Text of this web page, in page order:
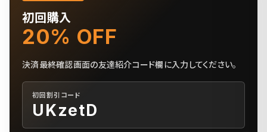
初回購入
20% OFF
決済最終確認画面の友達紹介コード欄に入力してください。
初回割引コード
UKzetD